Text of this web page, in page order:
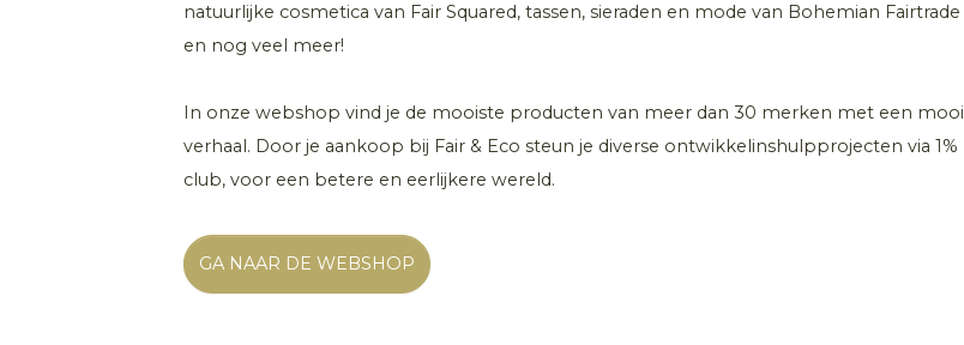
natuurlijke cosmetica van Fair Squared, tassen, sieraden en mode van Bohemian Fairtrade
en nog veel meer!
In onze webshop vind je de mooiste producten van meer dan 30 merken met een mooi
verhaal. Door je aankoop bij Fair & Eco steun je diverse ontwikkelinshulpprojecten via 1%
club, voor een betere en eerlijkere wereld.
GA NAAR DE WEBSHOP